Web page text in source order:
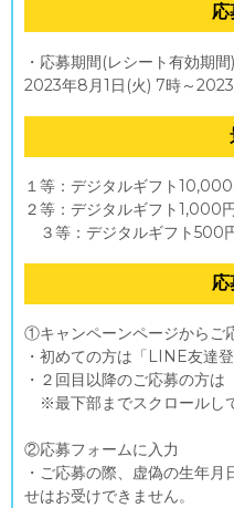
応
・応募期間(レシート有効期間)
2023年8月1日(火) 7時～
１等：デジタルギフト
２等：デジタルギフト1,000
３等：デジタルギフト500
応
①キャンペーンページからご
・初めての方は「LINE友達
・２回目以降のご応募の方
※最下部までスクロールし
②応募フォームに入力
・ご応募の際、虚偽の生年
せはお受けできません。